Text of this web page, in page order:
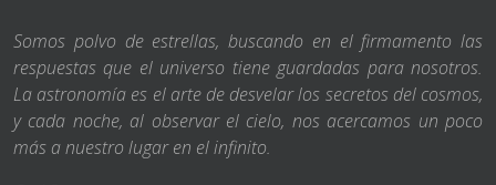
Somos polvo de estrellas, buscando en el firmamento las
respuestas que el universo tiene guardadas para nosotros.
La astronomía es el arte de desvelar los secretos del cosmos,
y cada noche, al observar el cielo, nos acercamos un poco
más a nuestro lugar en el infinito.